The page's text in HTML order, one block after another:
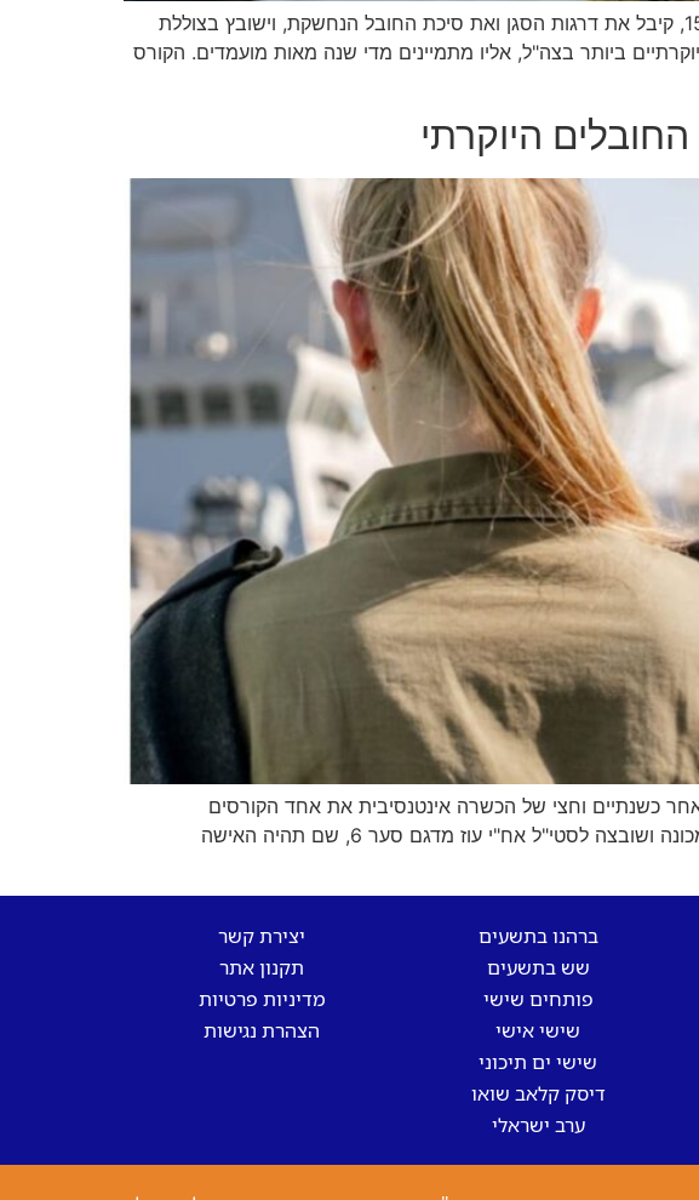
לאחר כשנתיים וחצי של הכשרה אינטנסיבית, סיים סגן א׳ ממצפה אילן את קורס החובלים במחזור 151, קיבל את דרגות הסגן ואת סיכת החובל הנחשקת, וישובץ בצוללת
ביותר בצה"ל, אליו מתמיינים מדי שנה מאות מועמדים. הקורס
היוקרתי
וסגן א' (חובל), שסיימו לאחר כשנתיים וחצי של הכשרה אינטנסיבית את אחד הקורסים
המורכבים והיוקרתיים בצה"ל, וקיבלו את דרגות הסגן וסיכת החובל. החובלת, סגן א', סיימה במגמת מכונה ושובצה לסטי"ל אח"י עוז מדגם סער 6, שם תהיה האישה
ברהנו בתשעים
שש בתשעים
פותחים שישי
שישי אישי
שישי ים תיכוני
דיסק קלאב שואו
ערב ישראלי
יצירת קשר
תקנון אתר
מדיניות פרטיות
הצהרת נגישות